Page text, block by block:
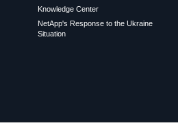
Knowledge Center
NetApp's Response to the Ukraine
Situation